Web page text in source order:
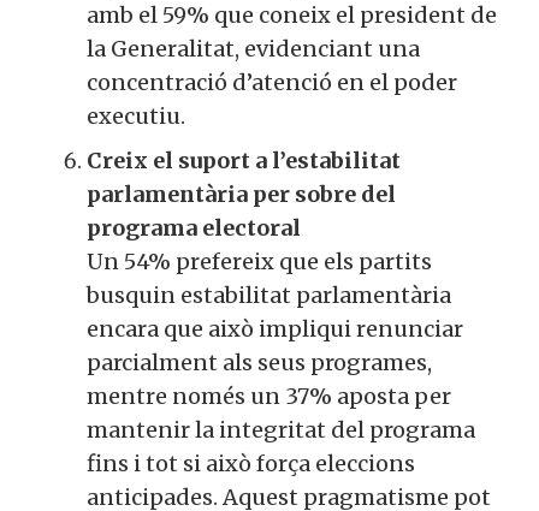
amb el 59% que coneix el president de
la Generalitat, evidenciant una
concentració d’atenció en el poder
executiu.
Creix el suport a l’estabilitat
parlamentària per sobre del
programa electoral
Un 54% prefereix que els partits
busquin estabilitat parlamentària
encara que això impliqui renunciar
parcialment als seus programes,
mentre només un 37% aposta per
mantenir la integritat del programa
fins i tot si això força eleccions
anticipades. Aquest pragmatisme pot